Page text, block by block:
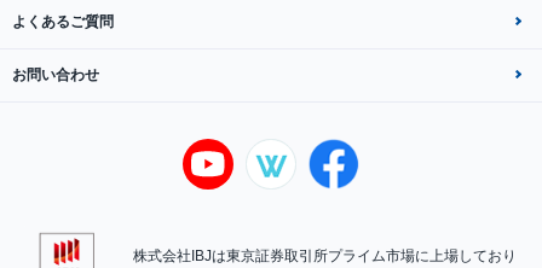
よくあるご質問
お問い合わせ
株式会社IBJは東京証券取引所プライム市場に上場しており